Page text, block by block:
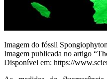
Imagem do fóssil
Imagem publicada no artigo
Disponível em: https://